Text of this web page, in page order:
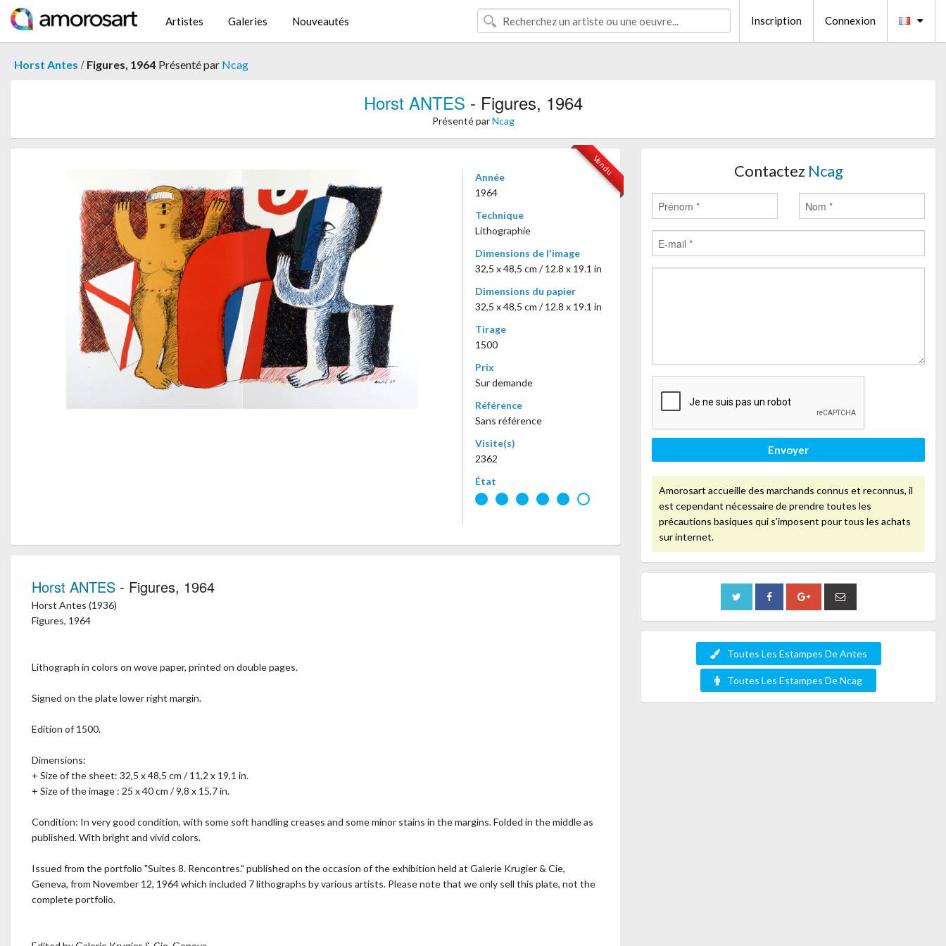
Artistes Galeries Nouveautés Inscription Connexion
Horst Antes / Figures, 1964 Présenté par Ncag
Horst ANTES - Figures, 1964
Présenté parNcag
Vendu
Année
1964
Technique
Lithographie
Dimensions de l'image
32,5 x 48,5 cm / 12.8 x 19.1 in
Dimensions du papier
32,5 x 48,5 cm / 12.8 x 19.1 in
Tirage
1500
Prix
Sur demande
Référence
Sans référence
Visite(s)
2362
État
Horst ANTES - Figures, 1964
Horst Antes (1936)
Figures, 1964
Lithograph in colors on wove paper, printed on double pages.
Signed on the plate lower right margin.
Edition of 1500.
Dimensions:
+ Size of the sheet: 32,5 x 48,5 cm / 11,2 x 19,1 in.
+ Size of the image : 25 x 40 cm / 9,8 x 15,7 in.
Condition: In very good condition, with some soft handling creases and some minor stains in the margins. Folded in the middle as
published. With bright and vivid colors.
Issued from the portfolio "Suites 8. Rencontres." published on the occasion of the exhibition held at Galerie Krugier & Cie,
Geneva, from November 12, 1964 which included 7 lithographs by various artists. Please note that we only sell this plate, not the
complete portfolio.
Contactez Ncag
Envoyer
Amorosart accueille des marchands connus et reconnus, il
est cependant nécessaire de prendre toutes les
précautions basiques qui s’imposent pour tous les achats
sur internet.
Toutes Les Estampes De Antes
Toutes Les Estampes De Ncag